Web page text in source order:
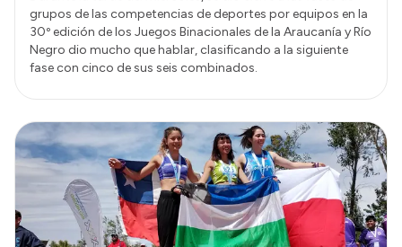
Intranet
Login
grupos de las competencias de deportes por equipos en la
30º edición de los Juegos Binacionales de la Araucanía y Río
Negro dio mucho que hablar, clasificando a la siguiente
fase con cinco de sus seis combinados.